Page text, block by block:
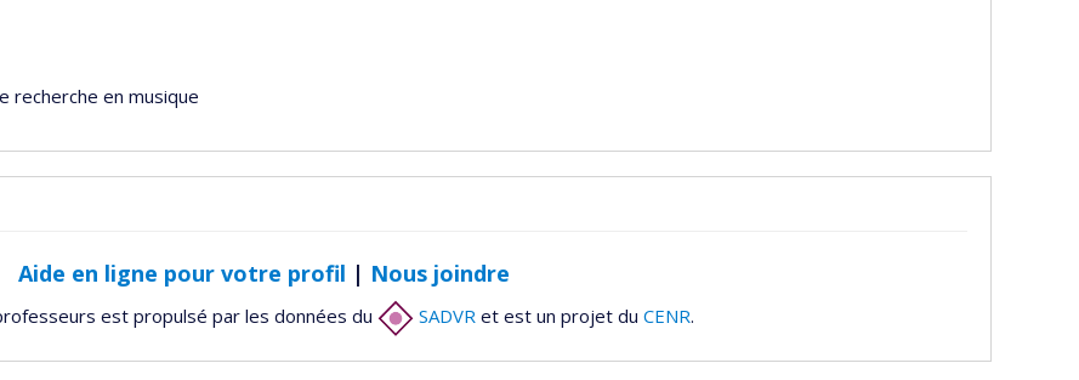
recherche en musique
Aide en ligne pour votre profil | Nous joindre
est propulsé par les données du SADVRet est un projet du CENR.